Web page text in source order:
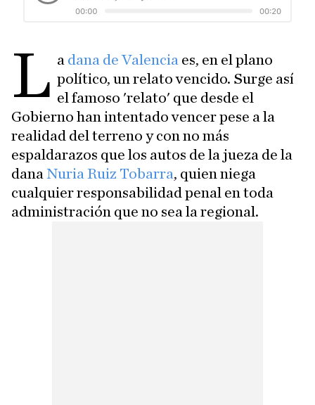
L a dana de Valencia es, en el plano
político, un relato vencido. Surge así
el famoso 'relato' que desde el
Gobierno han intentado vencer pese a la
realidad del terreno y con no más
espaldarazos que los autos de la jueza de la
dana Nuria Ruiz Tobarra, quien niega
cualquier responsabilidad penal en toda
administración que no sea la regional.